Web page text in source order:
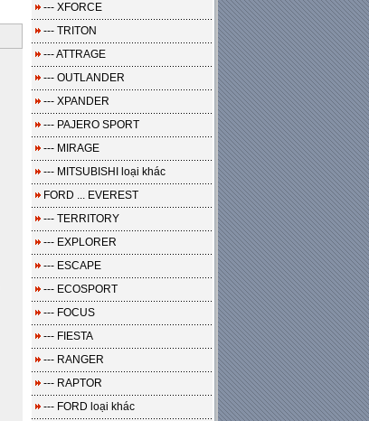
--- XFORCE
--- TRITON
--- ATTRAGE
--- OUTLANDER
--- XPANDER
--- PAJERO SPORT
--- MIRAGE
--- MITSUBISHI loại khác
FORD ... EVEREST
--- TERRITORY
--- EXPLORER
--- ESCAPE
--- ECOSPORT
--- FOCUS
--- FIESTA
--- RANGER
--- RAPTOR
--- FORD loại khác